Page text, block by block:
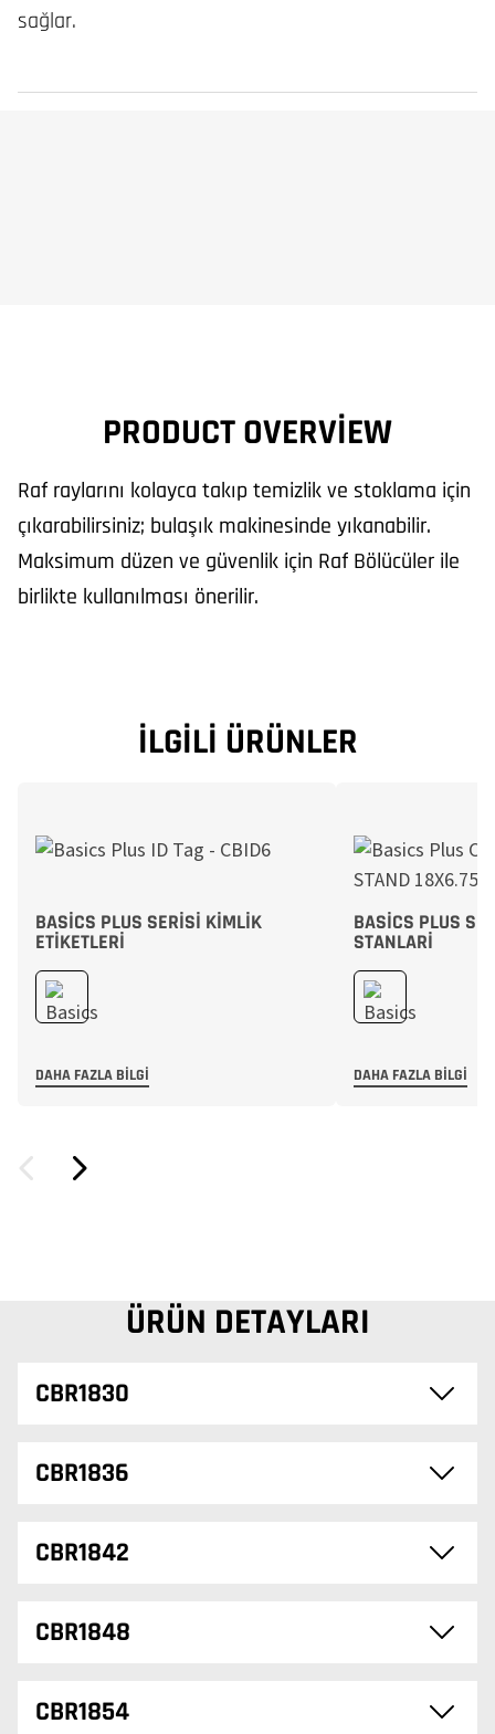
sağlar.
PRODUCT OVERVIEW
Raf raylarını kolayca takıp temizlik ve stoklama için
çıkarabilirsiniz; bulaşık makinesinde yıkanabilir.
Maksimum düzen ve güvenlik için Raf Bölücüler ile
birlikte kullanılması önerilir.
İLGILI ÜRÜNLER
BASICS PLUS SERISI KIMLIK
ETIKETLERI
DAHA FAZLA BILGI
BASICS PLUS
STANLARI
DAHA FAZLA BILGI
ÜRÜN DETAYLARI
CBR1830
CBR1836
CBR1842
CBR1848
CBR1854